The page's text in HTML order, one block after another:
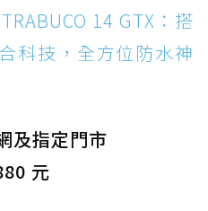
14 GTX：搭
科技，全方位防水神
及指定門市
元